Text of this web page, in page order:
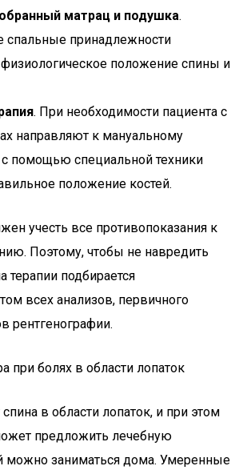
матрац и подушка.
спальные принадлежности
положение спины и
. При необходимости пациента с
направляют к мануальному
с помощью специальной техники
положение костей.
учесть все противопоказания к
Поэтому, чтобы не навредить
подбирается
всех анализов, первичного
рентгенографии.
при болях в области лопаток
в области лопаток, и при этом
предложить лечебную
можно заниматься дома. Умеренные